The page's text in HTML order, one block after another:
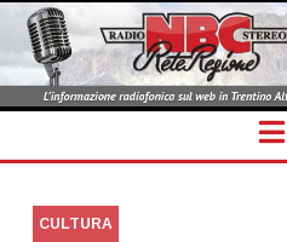
CULTURA